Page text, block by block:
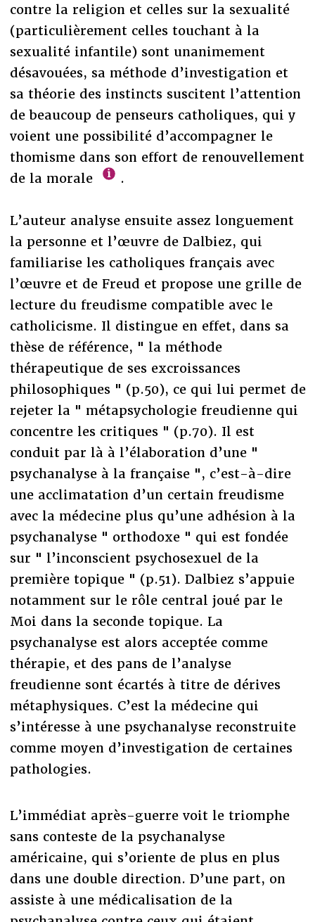
contre la religion et celles sur la sexualité
(particulièrement celles touchant à la
sexualité infantile) sont unanimement
désavouées, sa méthode d’investigation et
sa théorie des instincts suscitent l’attention
de beaucoup de penseurs catholiques, qui y
voient une possibilité d’accompagner le
thomisme dans son effort de renouvellement
de la morale
.
L’auteur analyse ensuite assez longuement
la personne et l’œuvre de Dalbiez, qui
familiarise les catholiques français avec
l’œuvre et de Freud et propose une grille de
lecture du freudisme compatible avec le
catholicisme. Il distingue en effet, dans sa
thèse de référence, " la méthode
thérapeutique de ses excroissances
philosophiques " (p.50), ce qui lui permet de
rejeter la " métapsychologie freudienne qui
concentre les critiques " (p.70). Il est
conduit par là à l’élaboration d’une "
psychanalyse à la française ", c’est-à-dire
une acclimatation d’un certain freudisme
avec la médecine plus qu’une adhésion à la
psychanalyse " orthodoxe " qui est fondée
sur " l’inconscient psychosexuel de la
première topique " (p.51). Dalbiez s’appuie
notamment sur le rôle central joué par le
Moi dans la seconde topique. La
psychanalyse est alors acceptée comme
thérapie, et des pans de l’analyse
freudienne sont écartés à titre de dérives
métaphysiques. C’est la médecine qui
s’intéresse à une psychanalyse reconstruite
comme moyen d’investigation de certaines
pathologies.
L’immédiat après-guerre voit le triomphe
sans conteste de la psychanalyse
américaine, qui s’oriente de plus en plus
dans une double direction. D’une part, on
assiste à une médicalisation de la